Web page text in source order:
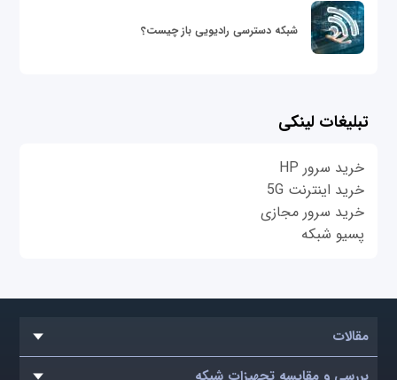
شبکه دسترسی رادیویی باز چیست؟
تبلیغات لینکی
خرید سرور HP
خرید اینترنت 5G
خرید سرور مجازی
پسیو شبکه
مقالات